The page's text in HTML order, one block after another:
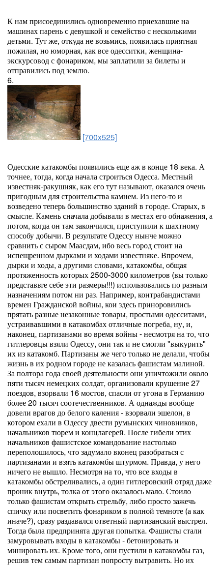
К нам присоединились одновременно приехавшие на
машинах парень с девушкой и семейство с несколькими
детьми. Тут же, откуда не возьмись, появилась приятная
пожилая, но юморная, как все одесситки, женщина-
экскурсовод с фонариком, мы заплатили за билеты и
отправились под землю.
6.
[700x525]
Одесские катакомбы появились еще аж в конце 18 века. А
точнее, тогда, когда начала строиться Одесса. Местный
известняк-ракушняк, как его тут называют, оказался очень
пригодным для строительства камнем. Из него-то и
возведено теперь большинство зданий в городе. Старых, в
смысле. Камень сначала добывали в местах его обнажения, а
потом, когда он там закончился, приступили к шахтному
способу добычи. В результате Одессу нынче можно
сравнить с сыром Маасдам, ибо весь город стоит на
испещренном дырками и ходами известняке. Впрочем,
дырки и ходы, а другими словами, катакомбы, общая
протяженность которых 2500-3000 километров (вы только
представьте себе эти размеры!!!) использовались по разным
назначениям потом ни раз. Например, контрабандистами
времен Гражданской войны, кои здесь приноровились
прятать разные незаконные товары, простыми одесситами,
устраивавшими в катакомбах отличные погреба, ну, и,
наконец, партизанами во время войны - несмотря на то, что
гитлеровцы взяли Одессу, они так и не смогли "выкурить"
их из катакомб. Партизаны же чего только не делали, чтобы
жизнь в их родном городе не казалась фашистам малиной.
За полтора года своей деятельности они уничтожили около
пяти тысяч немецких солдат, организовали крушение 27
поездов, взорвали 16 мостов, спасли от угона в Германию
более 20 тысяч соотечественников. А однажды вообще
довели врагов до белого каления - взорвали эшелон, в
котором ехали в Одессу двести румынских чиновников,
начальников тюрем и концлагерей. После гибели этих
начальников фашистское командование настолько
переполошилось, что задумало вконец разобраться с
партизанами и взять катакомбы штурмом. Правда, у него
ничего не вышло. Несмотря на то, что все входы в
катакомбы обстреливались, а один гитлеровский отряд даже
проник внутрь, толка от этого оказалось мало. Стоило
только фашистам открыть стрельбу, либо просто зажечь
спичку или посветить фонариком в полной темноте (а как
иначе?), сразу раздавался ответный партизанский выстрел.
Тогда была предпринята другая попытка. Фашисты стали
замуровывать входы в катакомбы - бетонировать и
минировать их. Кроме того, они пустили в катакомбы газ,
решив тем самым партизан попросту вытравить. Но их